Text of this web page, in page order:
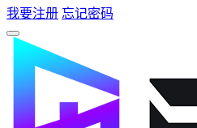
我要注册 忘记密码